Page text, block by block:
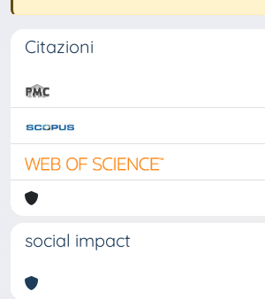
Citazioni
social impact